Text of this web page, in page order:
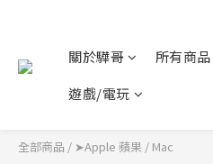
關於驊哥 所有商品
遊戲/電玩
全部商品 / ➤Apple 蘋果 / Mac